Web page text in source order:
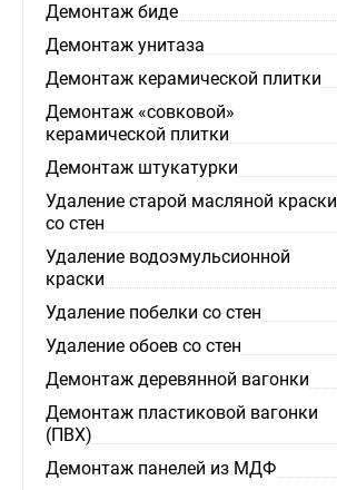
Демонтаж биде
Демонтаж унитаза
Демонтаж керамической плитки
Демонтаж «совковой»
керамической плитки
Демонтаж штукатурки
Удаление старой масляной краски
со стен
Удаление водоэмульсионной
краски
Удаление побелки со стен
Удаление обоев со стен
Демонтаж деревянной вагонки
Демонтаж пластиковой вагонки
(ПВХ)
Демонтаж панелей из МДФ